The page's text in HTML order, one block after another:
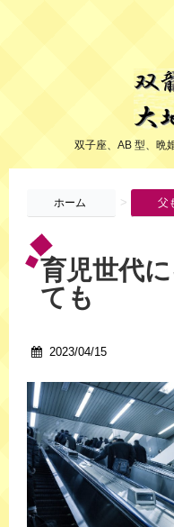
双子座、AB 型、晩
ホーム > 父
育児世代
ても
2023/04/15